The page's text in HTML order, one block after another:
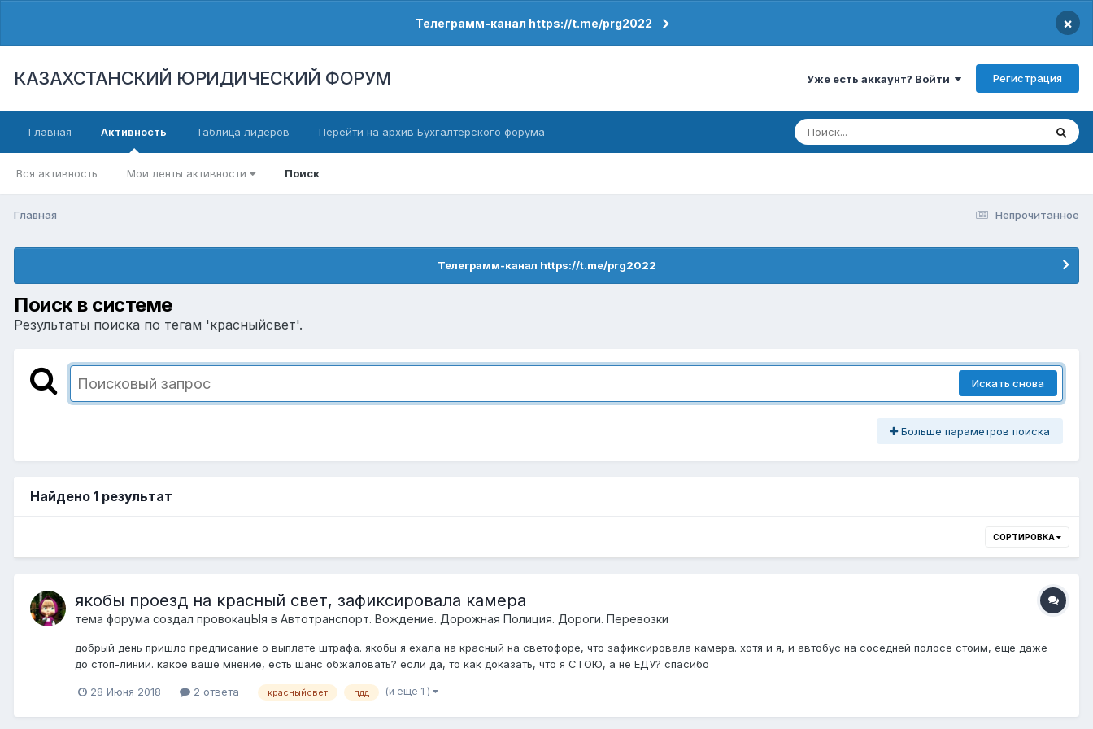
Телеграмм-канал https://t.me/prg2022 ×
КАЗАХСТАНСКИЙ ЮРИДИЧЕСКИЙ ФОРУМ Уже есть аккаунт? Войти Регистрация
Главная Активность
Вся активность Мои ленты активности Поиск
Таблица лидеров Перейти на архив Бухгалтерского форума
Непрочитанное
Главная
Телеграмм-канал https://t.me/prg2022
Поиск в системе
Результаты поиска по тегам 'красныйсвет'.
Искать снова
Больше параметров поиска
Найдено 1 результат
СОРТИРОВКА
якобы проезд на красный свет, зафиксировала камера
тема форума создал провокацЫя в Автотранспорт. Вождение. Дорожная Полиция. Дороги. Перевозки
добрый день пришло предписание о выплате штрафа. якобы я ехала на красный на светофоре, что зафиксировала камера. хотя и я, и автобус на соседней полосе стоим, еще даже
до стоп-линии. какое ваше мнение, есть шанс обжаловать? если да, то как доказать, что я СТОЮ, а не ЕДУ? спасибо
28 Июня 2018 2 ответа красныйсвет пдд (и еще 1 )